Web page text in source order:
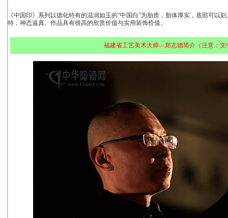
《中国印》系列以德化特有的温润如玉的“中国白”为胎质，胎体厚实，底部可以
特，神态逼真。作品具有很高的欣赏价值与实用装饰价值。
福建省工艺美术大师—郑志德简介（注意：文